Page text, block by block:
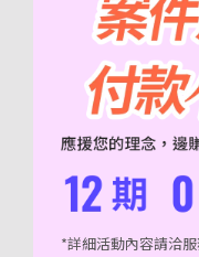
*詳細活動內容請洽